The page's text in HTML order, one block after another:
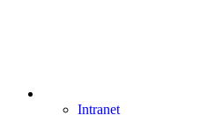
Intranet